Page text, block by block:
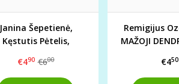
Janina Šepetienė,
Kęstutis Pėtelis,
PABŪKIME MIŠKE
€490 €600
Remigijus
MAŽOJI
€450